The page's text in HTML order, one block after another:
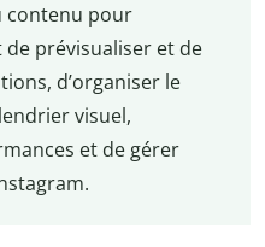
contenu pour
prévisualiser et de
d’organiser le
visuel,
et de gérer